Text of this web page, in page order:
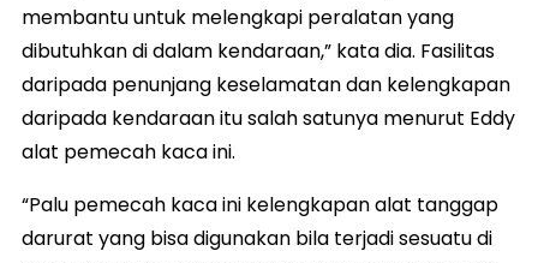
membantu untuk melengkapi peralatan yang
dibutuhkan di dalam kendaraan,” kata dia. Fasilitas
daripada penunjang keselamatan dan kelengkapan
daripada kendaraan itu salah satunya menurut Eddy
alat pemecah kaca ini.
“Palu pemecah kaca ini kelengkapan alat tanggap
darurat yang bisa digunakan bila terjadi sesuatu di